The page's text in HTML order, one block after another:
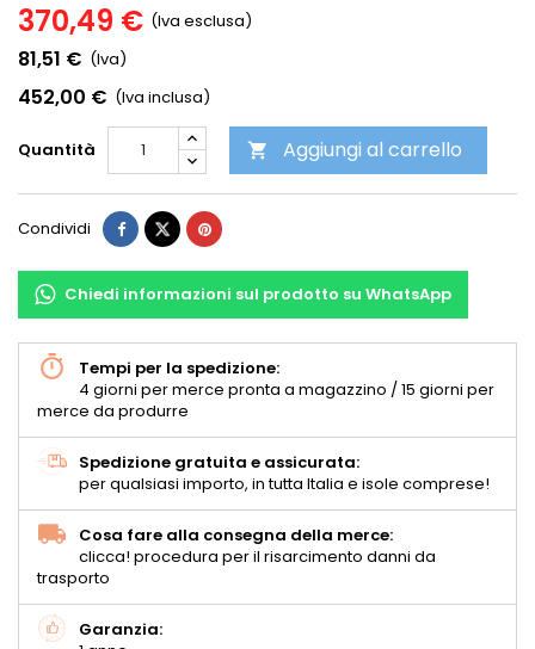
370,49 € (Iva esclusa)
81,51 € (Iva)
452,00 € (Iva inclusa)
Quantità  Aggiungi al carrello
Condividi
Chiedi informazioni sul prodotto su WhatsApp
Tempi per la spedizione:
4 giorni per merce pronta a magazzino / 15 giorni per
merce da produrre
Spedizione gratuita e assicurata:
per qualsiasi importo, in tutta Italia e isole comprese!
Cosa fare alla consegna della merce:
clicca! procedura per il risarcimento danni da
trasporto
Garanzia: